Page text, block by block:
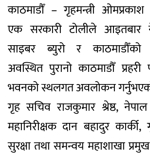
काठमाडौँ – गृहमन्त्री ओमप्रकाश
एक सरकारी टोलीले आइतबार
साइबर ब्युरो र काठमाडौँको
अवस्थित पुरानो काठमाडौँ प्रहरी
भवनको स्थलगत अवलोकन
गृह सचिव राजकुमार श्रेष्ठ, नेपाल
महानिरीक्षक दान बहादुर कार्की,
सुरक्षा तथा समन्वय महाशाखा